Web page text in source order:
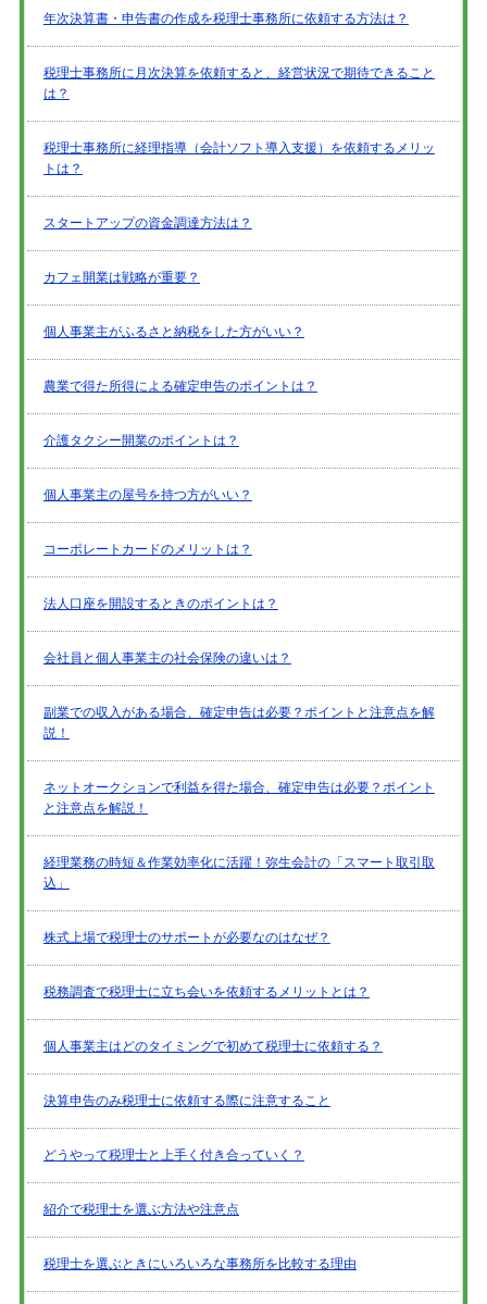
年次決算書・申告書の作成を税理士事務所に依頼する方法は？
税理士事務所に月次決算を依頼すると、経営状況で期待できること
は？
税理士事務所に経理指導（会計ソフト導入支援）を依頼するメリッ
トは？
スタートアップの資金調達方法は？
カフェ開業は戦略が重要？
個人事業主がふるさと納税をした方がいい？
農業で得た所得による確定申告のポイントは？
介護タクシー開業のポイントは？
個人事業主の屋号を持つ方がいい？
コーポレートカードのメリットは？
法人口座を開設するときのポイントは？
会社員と個人事業主の社会保険の違いは？
副業での収入がある場合、確定申告は必要？ポイントと注意点を解
説！
ネットオークションで利益を得た場合、確定申告は必要？ポイント
と注意点を解説！
経理業務の時短＆作業効率化に活躍！弥生会計の「スマート取引取
込」
株式上場で税理士のサポートが必要なのはなぜ？
税務調査で税理士に立ち会いを依頼するメリットとは？
個人事業主はどのタイミングで初めて税理士に依頼する？
決算申告のみ税理士に依頼する際に注意すること
どうやって税理士と上手く付き合っていく？
紹介で税理士を選ぶ方法や注意点
税理士を選ぶときにいろいろな事務所を比較する理由